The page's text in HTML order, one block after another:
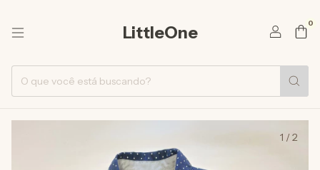
LittleOne 0
1 /2